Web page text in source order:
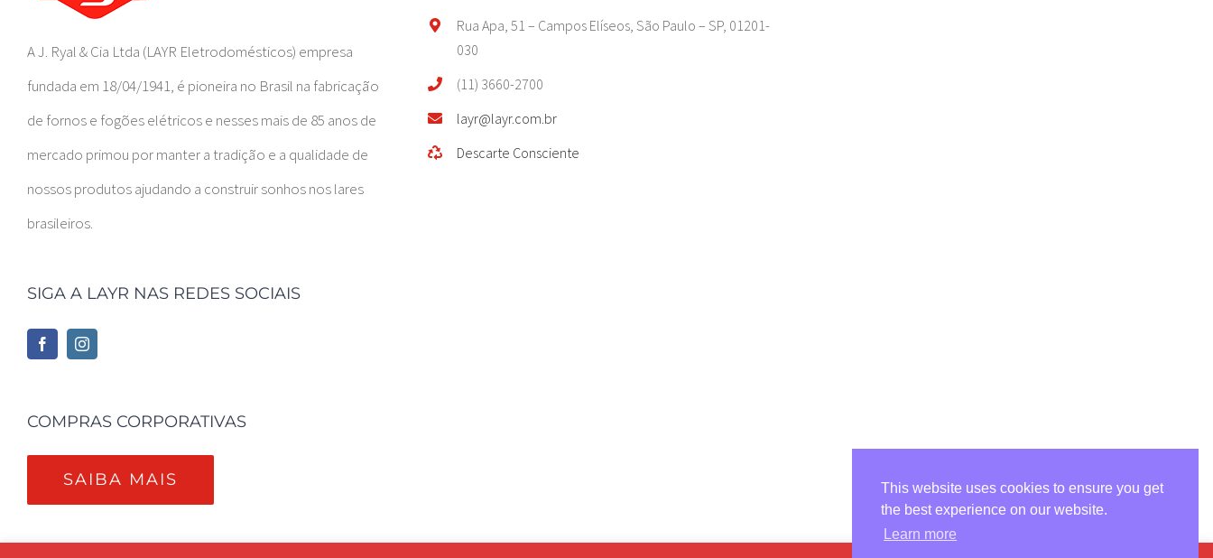
This website uses cookies to ensure you get
the best experience on our website.
Learn more
A J. Ryal & Cia Ltda (LAYR Eletrodomésticos) empresa
fundada em 18/04/1941, é pioneira no Brasil na fabricação
de fornos e fogões elétricos e nesses mais de 85 anos de
mercado primou por manter a tradição e a qualidade de
nossos produtos ajudando a construir sonhos nos lares
brasileiros.
SIGA A LAYR NAS REDES SOCIAIS
COMPRAS CORPORATIVAS
SAIBA MAIS
Rua Apa, 51 – Campos Elíseos, São Paulo – SP, 01201-
030
(11) 3660-2700
layr@layr.com.br
Descarte Consciente